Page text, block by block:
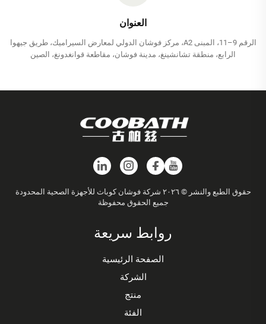
العنوان
الرقم 9–11، المبنى A2، مركز فوشان الدولي لمعارض السيراميك، طريق جيهوا
الرابع، منطقة تشانشينغ، مدينة فوشان، مقاطعة قوانغدونغ، الصين
حقوق الطبع والنشر © ٢٠٢٦ شركة فوشان كوباث للأجهزة الصحية المحدودة
جميع الحقوق محفوظة
روابط سريعة
الصفحة الرئيسية
الشركة
منتج
الفئة